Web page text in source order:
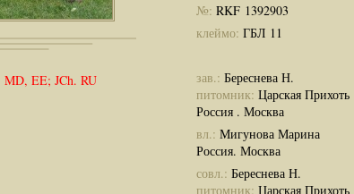
EE; JCh. RU
№: RKF 1392903
клеймо: ГБЛ 11
зав.: Береснева Н.
питомник: Царская Прихоть
Россия . Москва
вл.: Мигунова Марина
Россия. Москва
совл.: Береснева Н.
питомник: Царская Прихоть